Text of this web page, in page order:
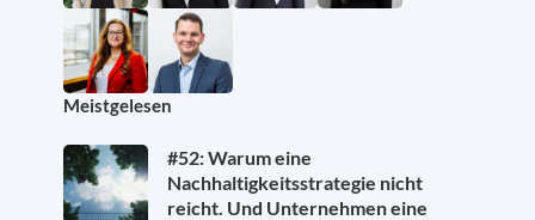
Meistgelesen
#52: Warum eine
Nachhaltigkeitsstrategie nicht
reicht. Und Unternehmen eine